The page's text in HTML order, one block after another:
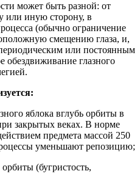
может быть разной: от
или иную сторону, в
(обычно ограничение
смещению глаза, и,
или постоянным
глазного
яблока вглубь орбиты в
закрытых веках. В норме
предмета массой 250
уменьшают репозицию;
(бугристость,